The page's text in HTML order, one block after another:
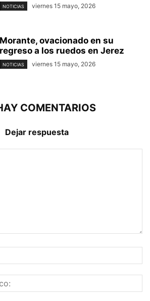
NOTICIAS viernes 15 mayo, 2026
Morante, ovacionado en su
regreso a los ruedos en Jerez
NOTICIAS viernes 15 mayo, 2026
COMENTARIOS
Dejar respuesta